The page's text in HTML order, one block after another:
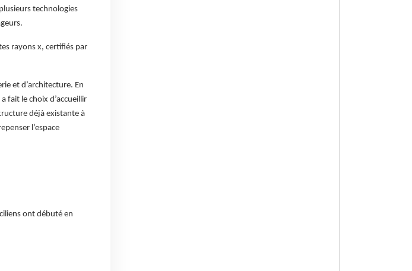
technologies
rayons x, certifiés par
et d’architecture. En
fait le choix d’accueillir
déjà existante à
l’espace
ont débuté en